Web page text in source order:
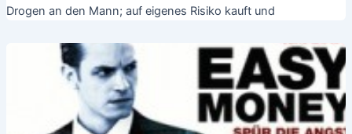
Drogen an den Mann; auf eigenes Risiko kauft und